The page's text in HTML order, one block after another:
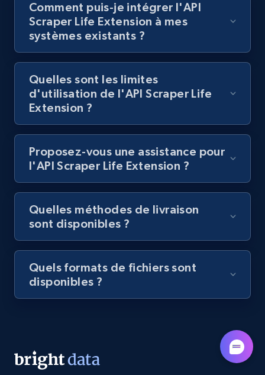
URL, Title, Rating, Reviews, Initial price, Final
price, Currency, Stock, and more.
Lazada - Products - Discover products by
URL, Title, Rating, Reviews, Initial price, Final
price, Currency, Stock, and more.
992+ 165+ Essai gratuit
Lazada - Products - Discover products by
seller URL
URL, Title, Rating, Reviews, Initial price, Final
price, Currency, Stock, and more.
Comment puis-je intégrer l'API
Scraper Life Extension à mes
systèmes existants ?
Quelles sont les limites
d'utilisation de l'API Scraper Life
Extension ?
Proposez-vous une assistance pour
l'API Scraper Life Extension ?
Quelles méthodes de livraison
sont disponibles ?
Quels formats de fichiers sont
disponibles ?